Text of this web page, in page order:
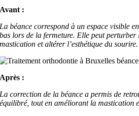
Avant :
La béance correspond à un espace visible
bas lors de la fermeture. Elle peut
mastication et altérer l’esthétique du sourire.
Après :
La correction de la béance a permis de
équilibré, tout en améliorant la mastication